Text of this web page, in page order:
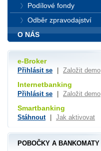
Podílové fondy
Odběr zpravodajství
O NÁS
e-Broker
Přihlásit se Založit demo
Internetbanking
Přihlásit se Založit demo
Smartbanking
Stáhnout Jak aktivovat
POBOČKY A BANKOMATY